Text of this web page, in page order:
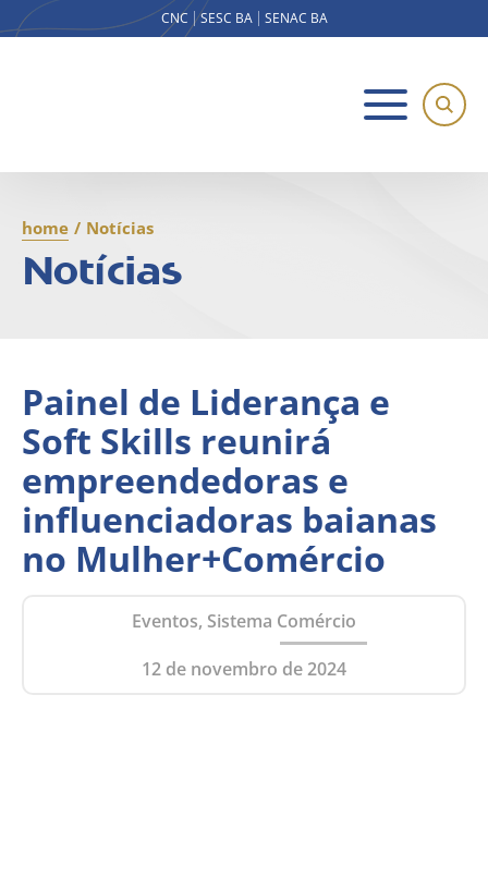
CNC SESC BA SENAC BA
home / Notícias
Notícias
Painel de Liderança e
Soft Skills reunirá
empreendedoras e
influenciadoras baianas
no Mulher+Comércio
Eventos, Sistema Comércio
12 de novembro de 2024